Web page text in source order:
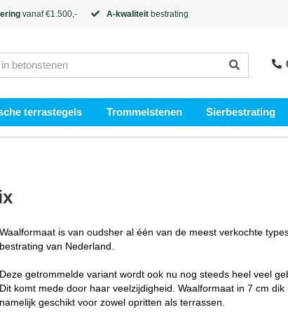
vanaf €1.500,- A-kwaliteit bestrating
terrastegels Trommelstenen Sierbestrating
Waalformaat is van oudsher al één van de meest verkochte
bestrating van Nederland.
Deze getrommelde variant wordt ook nu nog steeds heel veel
Dit komt mede door haar veelzijdigheid. Waalformaat in 7 cm dik
namelijk geschikt voor zowel opritten als terrassen.